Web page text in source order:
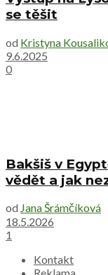
se těšit
od Kristyna
9.6.2025
0
Bakšiš v
vědět a jak
od Jana Šrámčíková
18.5.2026
1
Kontakt